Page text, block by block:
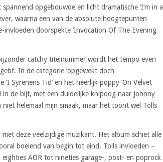
opgebouwde en licht dramatische ’I’m in a
waarna een van de absolute hoogtepunten
doorspekte ’Invocation Of The Evening
catchy titelnummer wordt het tempo even
In de categorie ‘opgewekt doch
Syrenens Tid’ en het heerlijk poppy ’On Velvet
in de bijt, met een duidelijke knipoog naar Johnny
helemaal mijn smaak, maar het toont wel Tolls
deze veelzijdige muzikant. Het album schiet alle
boeiend van begin tot eind. Tolls invloeden –
eighties AOR tot nineties garage-, post- en poprock